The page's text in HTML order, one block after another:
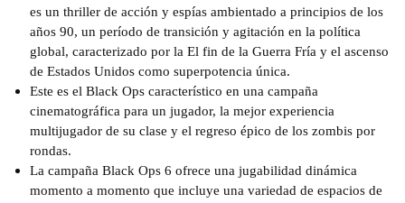
es un thriller de acción y espías ambientado a principios de los
años 90, un período de transición y agitación en la política
global, caracterizado por la El fin de la Guerra Fría y el ascenso
de Estados Unidos como superpotencia única.
Este es el Black Ops característico en una campaña
cinematográfica para un jugador, la mejor experiencia
multijugador de su clase y el regreso épico de los zombis por
rondas.
La campaña Black Ops 6 ofrece una jugabilidad dinámica
momento a momento que incluye una variedad de espacios de